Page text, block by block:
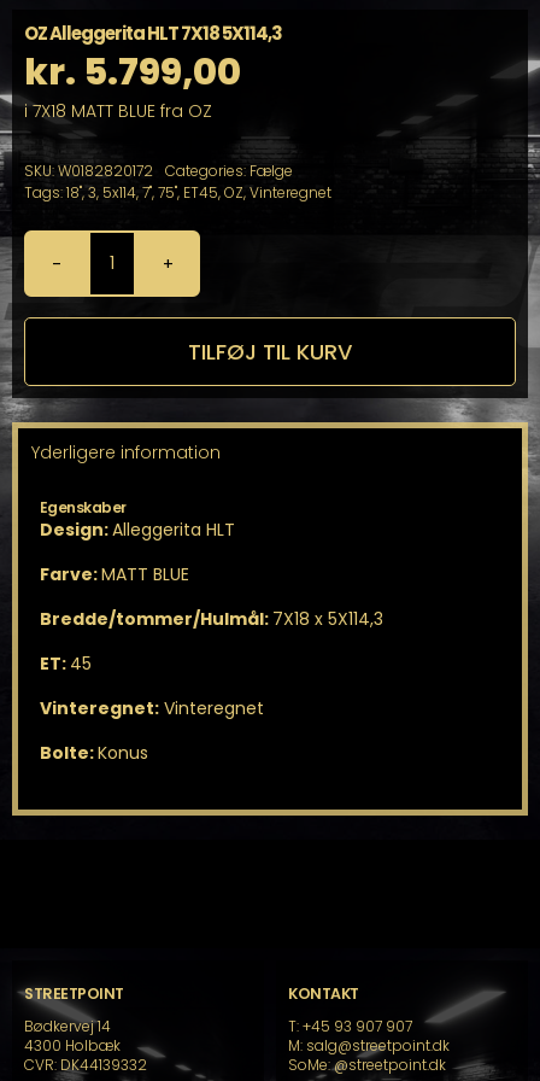
OZ Alleggerita HLT 7X18 5X114,3
kr. 5.799,00
i 7X18 MATT BLUE fra OZ
SKU:W0182820172 Categories: Fælge
Tags:18",3, 5x114,7",75", ET45,OZ,Vinteregnet
OZ
Alleggerita
HLT
antal
TILFØJ TIL KURV
Yderligere information
Egenskaber
Design:Alleggerita HLT
Farve:MATT BLUE
Bredde/tommer/Hulmål: 7X18 x 5X114,3
ET: 45
Vinteregnet:Vinteregnet
Bolte:Konus
STREETPOINT
Bødkervej 14
4300 Holbæk
CVR: DK44139332
KONTAKT
T: +45 93 907 907
M: salg@streetpoint.dk
SoMe:@streetpoint.dk